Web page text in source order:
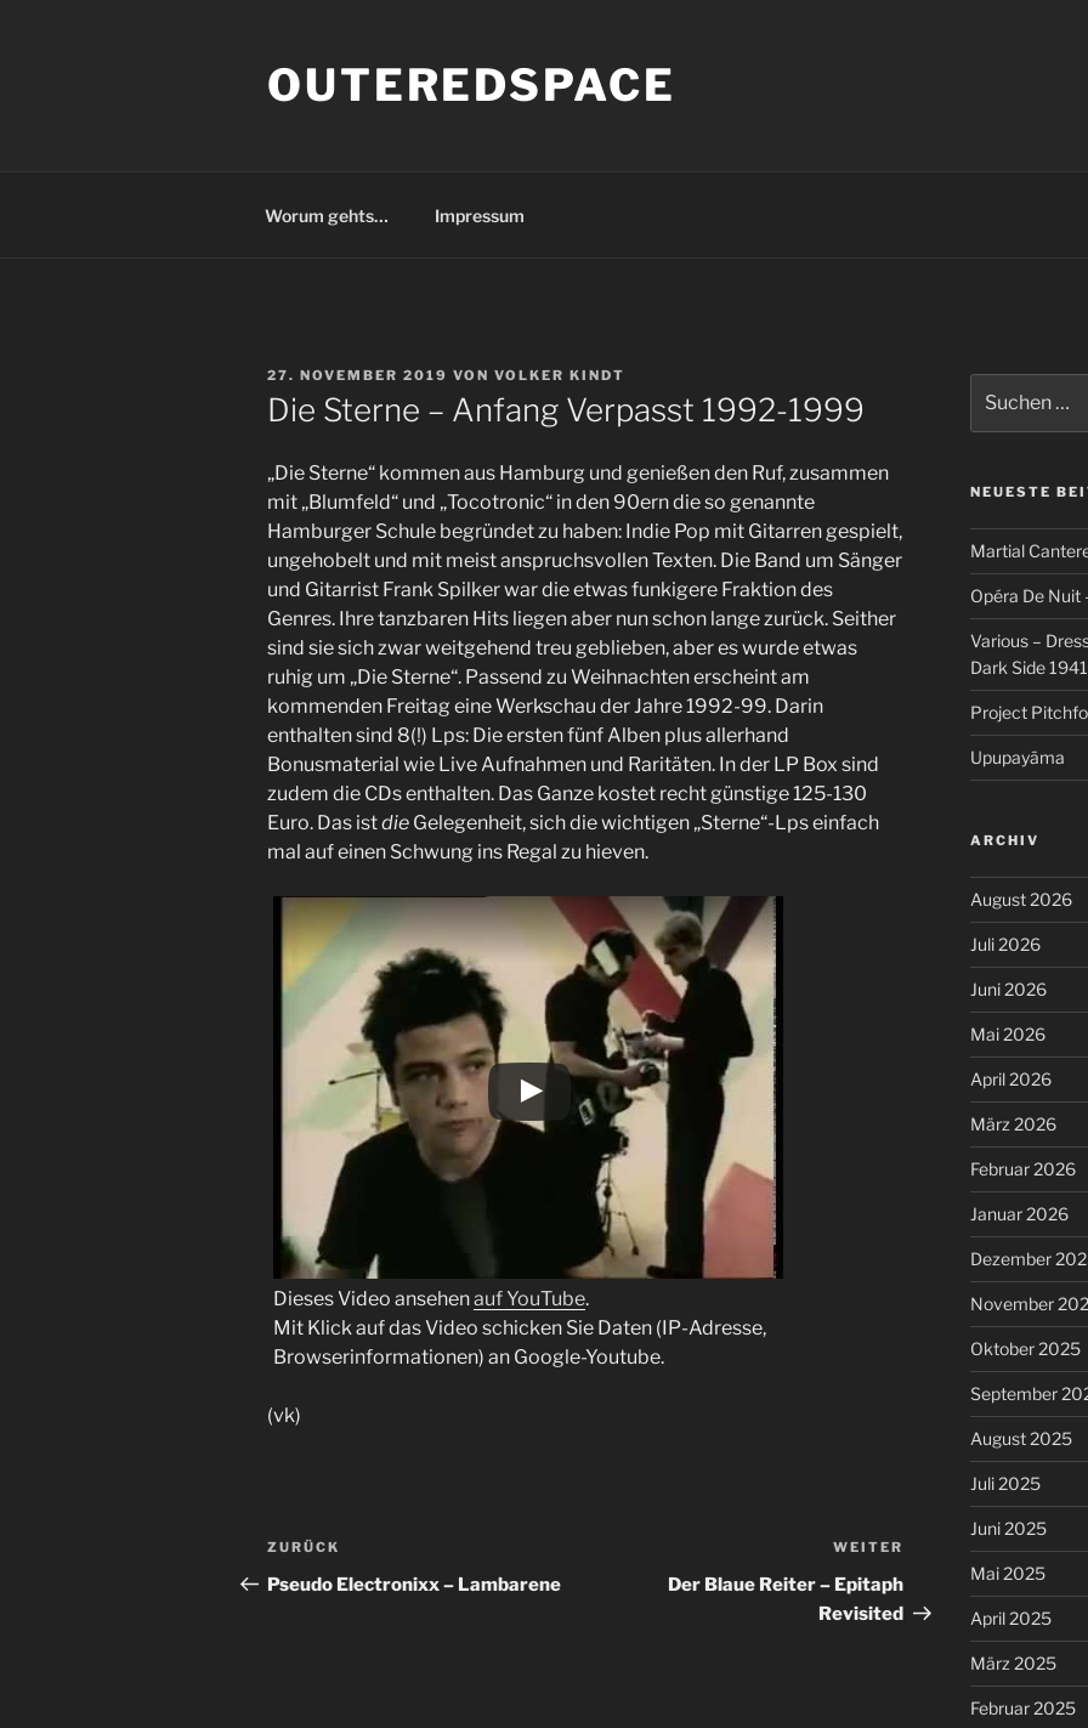
OUTEREDSPACE
Worum gehts… Impressum
VERÖFFENTLICHT
AM
27. NOVEMBER 2019 VON VOLKER KINDT
Die Sterne – Anfang Verpasst 1992-1999
„Die Sterne“ kommen aus Hamburg und genießen den Ruf, zusammen
mit „Blumfeld“ und „Tocotronic“ in den 90ern die so genannte
Hamburger Schule begründet zu haben: Indie Pop mit Gitarren gespielt,
ungehobelt und mit meist anspruchsvollen Texten. Die Band um Sänger
und Gitarrist Frank Spilker war die etwas funkigere Fraktion des
Genres. Ihre tanzbaren Hits liegen aber nun schon lange zurück. Seither
sind sie sich zwar weitgehend treu geblieben, aber es wurde etwas
ruhig um „Die Sterne“. Passend zu Weihnachten erscheint am
kommenden Freitag eine Werkschau der Jahre 1992-99. Darin
enthalten sind 8(!) Lps: Die ersten fünf Alben plus allerhand
Bonusmaterial wie Live Aufnahmen und Raritäten. In der LP Box sind
zudem die CDs enthalten. Das Ganze kostet recht günstige 125-130
Euro. Das istdie Gelegenheit, sich die wichtigen „Sterne“-Lps einfach
mal auf einen Schwung ins Regal zu hieven.
Dieses Video ansehenauf YouTube.
Mit Klick auf das Video schicken Sie Daten (IP-Adresse,
Browserinformationen) an Google-Youtube.
(vk)
Beitragsnavigation
Vorheriger
Beitrag
ZURÜCK
Pseudo Electronixx – Lambarene
Nächster
Beitrag
WEITER
Der Blaue Reiter – Epitaph
Revisited
nach:
NEUESTE
Martial
Opéra De Nuit
Various –
Dark Side
Project
Upupayāma
ARCHIV
August 2026
Juli 2026
Juni 2026
Mai 2026
April 2026
März 2026
Februar 2026
Januar 2026
Dezember
November
Oktober 2025
September
August 2025
Juli 2025
Juni 2025
Mai 2025
April 2025
März 2025
Februar 2025